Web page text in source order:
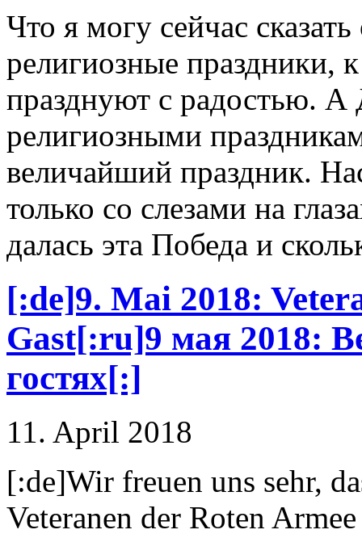
Что я могу сейчас
религиозные праздники,
празднуют с радостью.
религиозными
величайший праздник.
только со слезами на
далась эта Победа и
[:de]9. Mai 2018:
Gast[:ru]9 мая 2018:
гостях[:]
11. April 2018
[:de]Wir freuen uns sehr,
Veteranen der Roten